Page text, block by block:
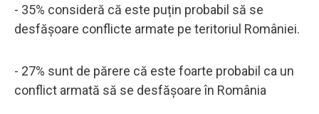
- 35% consideră că este puțin probabil să se
desfășoare conflicte armate pe teritoriul României.
- 27% sunt de părere că este foarte probabil ca un
conflict armată să se desfășoare în România